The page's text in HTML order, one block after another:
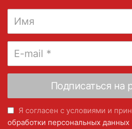
Я согласен с условиями и
обработки персональных данных